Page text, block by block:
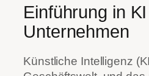
Einführung in
Unternehmen
Künstliche Intelligenz